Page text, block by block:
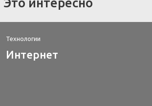
Технологии
Интернет